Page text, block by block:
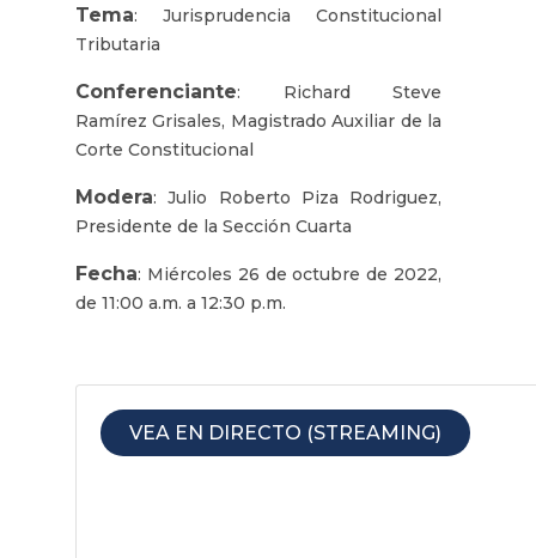
Tema: Jurisprudencia Constitucional
Tributaria
Conferenciante: Richard Steve
Ramírez Grisales, Magistrado Auxiliar de la
Corte Constitucional
Modera: Julio Roberto Piza Rodriguez,
Presidente de la Sección Cuarta
Fecha: Miércoles 26 de octubre de 2022,
de 11:00 a.m. a 12:30 p.m.
VEA EN DIRECTO (STREAMING)